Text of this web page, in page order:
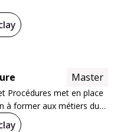
différents spécifiques
Master
Procédures met en place
à former aux métiers du
notaire...